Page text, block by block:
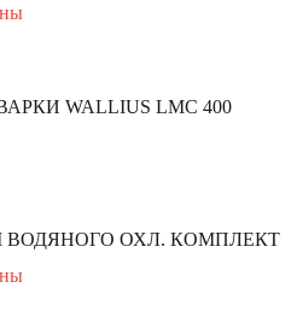
WALLIUS LMC 400
ВОДЯНОГО ОХЛ. КОМПЛЕКТ